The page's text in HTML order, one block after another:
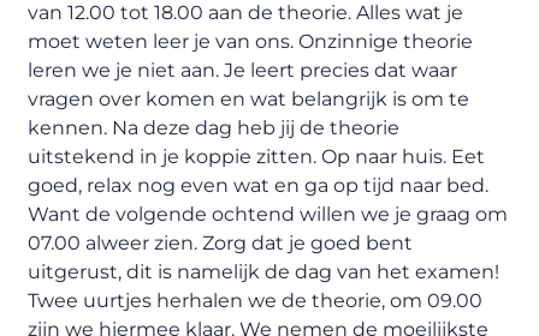
van 12.00 tot 18.00 aan de theorie. Alles wat je
moet weten leer je van ons. Onzinnige theorie
leren we je niet aan. Je leert precies dat waar
vragen over komen en wat belangrijk is om te
kennen. Na deze dag heb jij de theorie
uitstekend in je koppie zitten. Op naar huis. Eet
goed, relax nog even wat en ga op tijd naar bed.
Want de volgende ochtend willen we je graag om
07.00 alweer zien. Zorg dat je goed bent
uitgerust, dit is namelijk de dag van het examen!
Twee uurtjes herhalen we de theorie, om 09.00
zijn we hiermee klaar. We nemen de moeilijkste